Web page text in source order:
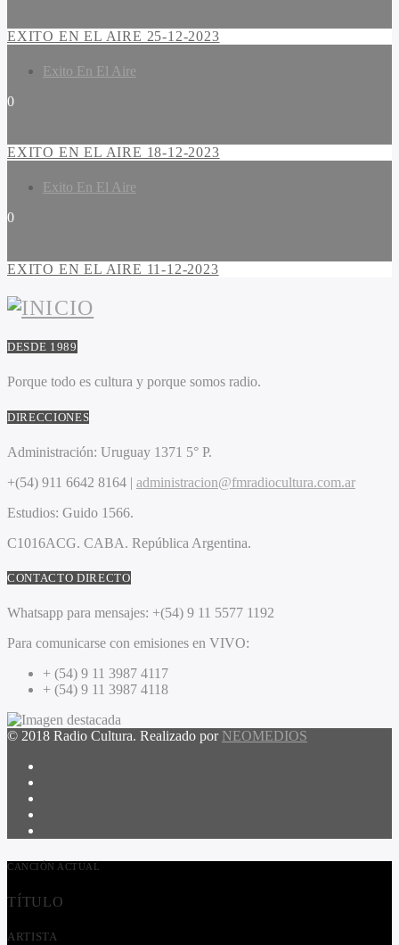
EXITO EN EL AIRE 25-12-2023
Exito En El Aire
0
EXITO EN EL AIRE 18-12-2023
Exito En El Aire
0
EXITO EN EL AIRE 11-12-2023
DESDE 1989
Porque todo es cultura y porque somos radio.
DIRECCIONES
Administración: Uruguay 1371 5° P.
+(54) 911 6642 8164 | administracion@fmradiocultura.com.ar
Estudios: Guido 1566.
C1016ACG. CABA. República Argentina.
CONTACTO DIRECTO
Whatsapp para mensajes: +(54) 9 11 5577 1192
Para comunicarse con emisiones en VIVO:
+ (54) 9 11 3987 4117
+ (54) 9 11 3987 4118
© 2018 Radio Cultura. Realizado por NEOMEDIOS
CANCIÓN ACTUAL
TÍTULO
ARTISTA